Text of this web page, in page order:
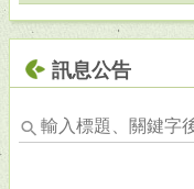
訊息公告